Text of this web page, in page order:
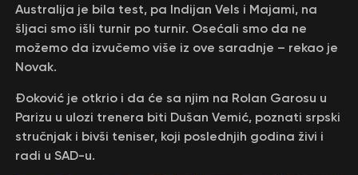
Australija je bila test, pa Indijan Vels i Majami, na
šljaci smo išli turnir po turnir. Osećali smo da ne
možemo da izvučemo više iz ove saradnje – rekao je
Novak.
Đoković je otkrio i da će sa njim na Rolan Garosu u
Parizu u ulozi trenera biti Dušan Vemić, poznati srpski
stručnjak i bivši teniser, koji poslednjih godina živi i
radi u SAD-u.